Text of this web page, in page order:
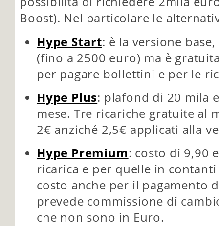
Boost). Nel particolare le
Hype Start: è la versione
(fino a 2500 euro) ma è
per pagare bollettini e per le
Hype Plus: plafond di 20 mila
mese. Tre ricariche gratuite al
2€ anziché 2,5€ applicati alla
Hype Premium: costo di 9,90
ricarica e per quelle in
costo anche per il pagamento
prevede commissione di
che non sono in Euro.